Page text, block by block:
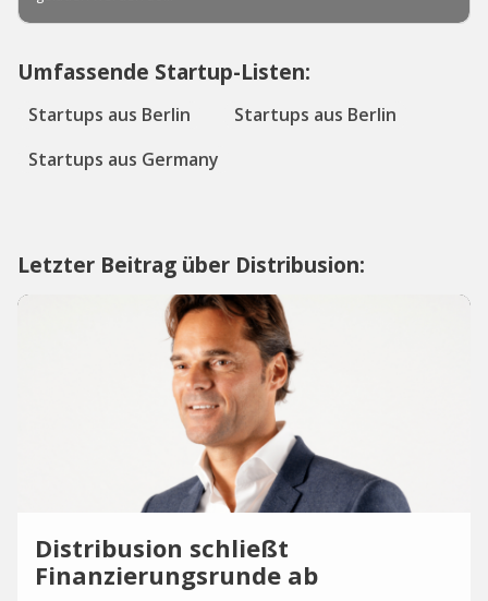
Umfassende Startup-Listen:
Startups aus Berlin
Startups aus Berlin
Startups aus Germany
Letzter Beitrag über Distribusion:
Distribusion schließt
Finanzierungsrunde ab